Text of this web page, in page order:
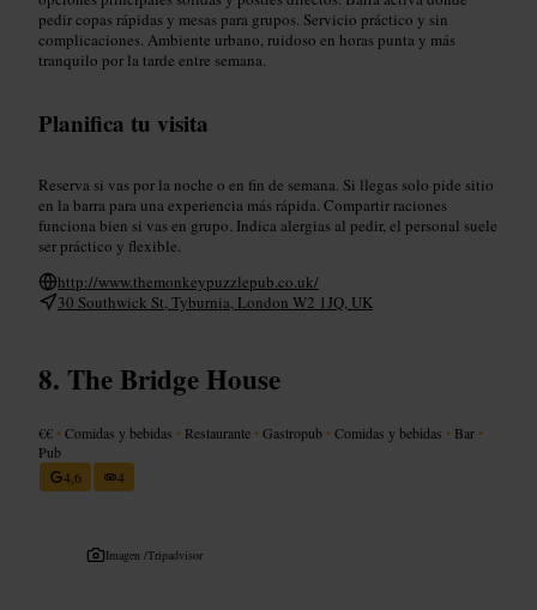
pedir copas rápidas y mesas para grupos. Servicio práctico y sin
complicaciones. Ambiente urbano, ruidoso en horas punta y más
tranquilo por la tarde entre semana.
Planifica tu visita
Reserva si vas por la noche o en fin de semana. Si llegas solo pide sitio
en la barra para una experiencia más rápida. Compartir raciones
funciona bien si vas en grupo. Indica alergias al pedir, el personal suele
ser práctico y flexible.
http://www.themonkeypuzzlepub.co.uk/
30 Southwick St, Tyburnia, London W2 1JQ, UK
The Bridge House
€€ •Comidas y bebidas • Restaurante •Gastropub •Comidas y bebidas • Bar •
Pub
4,6
4
Imagen /Tripadvisor